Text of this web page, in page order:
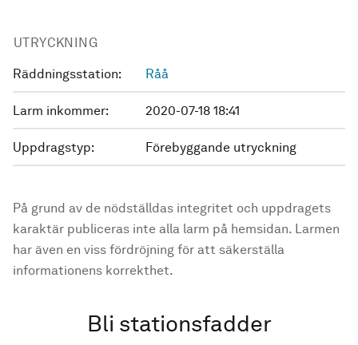
UTRYCKNING
Räddningsstation: Råå
Larm inkommer: 2020-07-18 18:41
Uppdragstyp: Förebyggande utryckning
På grund av de nödställdas integritet och uppdragets
karaktär publiceras inte alla larm på hemsidan. Larmen
har även en viss fördröjning för att säkerställa
informationens korrekthet.
Bli stationsfadder